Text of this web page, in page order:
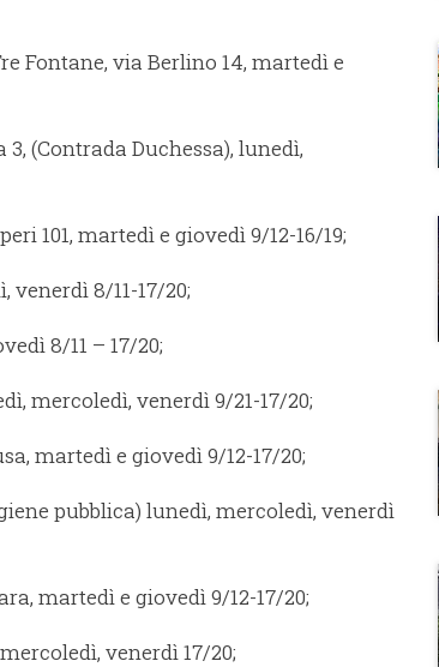
Fontane, via Berlino 14, martedì e
3, (Contrada Duchessa), lunedì,
101, martedì e giovedì 9/12-16/19;
venerdì 8/11-17/20;
8/11 – 17/20;
mercoledì, venerdì 9/21-17/20;
martedì e giovedì 9/12-17/20;
pubblica) lunedì, mercoledì, venerdì
martedì e giovedì 9/12-17/20;
venerdì 17/20;